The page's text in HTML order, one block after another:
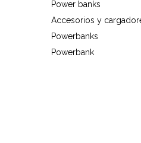
Targus
Entretenimiento
Power banks
Accesorios y
Powerbanks
Powerbank